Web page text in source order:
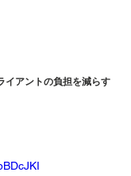
イアントの負担を減らす